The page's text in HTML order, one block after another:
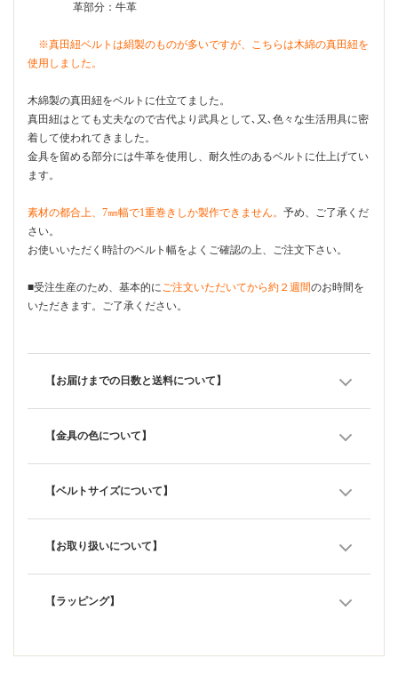
革部分：牛革
※真田紐ベルトは絹製のものが多いですが、こちらは木綿の真田紐を
使用しました。
木綿製の真田紐をベルトに仕立てました。
真田紐はとても丈夫なので古代より武具として､又､色々な生活用具に密
着して使われてきました。
金具を留める部分には牛革を使用し、耐久性のあるベルトに仕上げてい
ます。
素材の都合上、7㎜幅で1重巻きしか製作できません。 予め、ご了承くだ
さい。
お使いいただく時計のベルト幅をよくご確認の上、ご注文下さい。
■受注生産のため、基本的にご注文いただいてから約２週間のお時間を
いただきます。ご了承ください。
【お届けまでの日数と送料について】
【金具の色について】
【ベルトサイズについて】
【お取り扱いについて】
【ラッピング】